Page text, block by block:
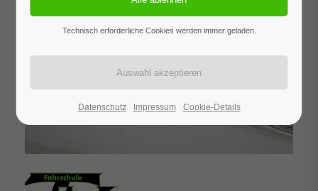
Technisch erforderliche Cookies werden immer geladen.
Datenschutz Impressum Cookie-Details